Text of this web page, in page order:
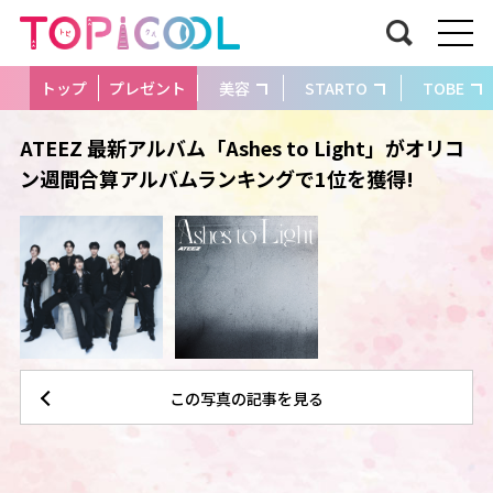
トップ プレゼント 美容 STARTO TOBE
ATEEZ 最新アルバム「Ashes to Light」がオリコ
ン週間合算アルバムランキングで1位を獲得!
この写真の記事を見る